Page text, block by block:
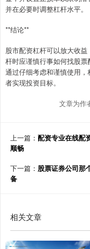
并在必要时调整杠杆水平。
**结论**
股市配资杠杆可以放大收
杆时应谨慎行事如何找股票
通过仔细考虑和谨慎使用
者实现投资目标。
文章为作
上一篇： 配资专业在线配
顺畅
下一篇： 股票证券公司那
备
相关文章